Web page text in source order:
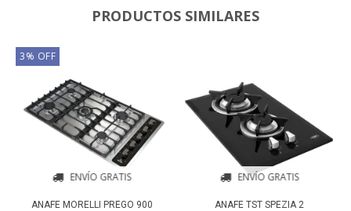
PRODUCTOS SIMILARES
3% OFF
ENVÍO GRATIS
ANAFE MORELLI PREGO 900
ENVÍO GRATIS
ANAFE TST SPEZIA 2